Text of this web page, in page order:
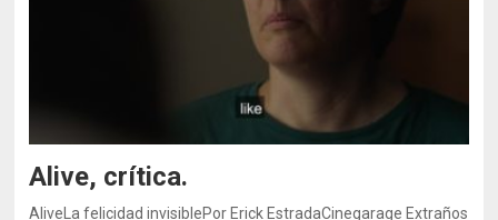
Alive, crítica.
AliveLa felicidad invisiblePor Erick EstradaCinegarage Extraños